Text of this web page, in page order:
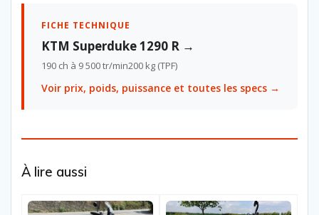
FICHE TECHNIQUE
KTM Superduke 1290 R →
190 ch à 9 500 tr/min200 kg (TPF)
Voir prix, poids, puissance et toutes les specs →
À lire aussi